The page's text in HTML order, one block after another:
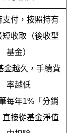
支付，按照持有
短收取（後收型
基金）
金越久，手續費
率越低
每年1%「分銷
直接從基金淨值